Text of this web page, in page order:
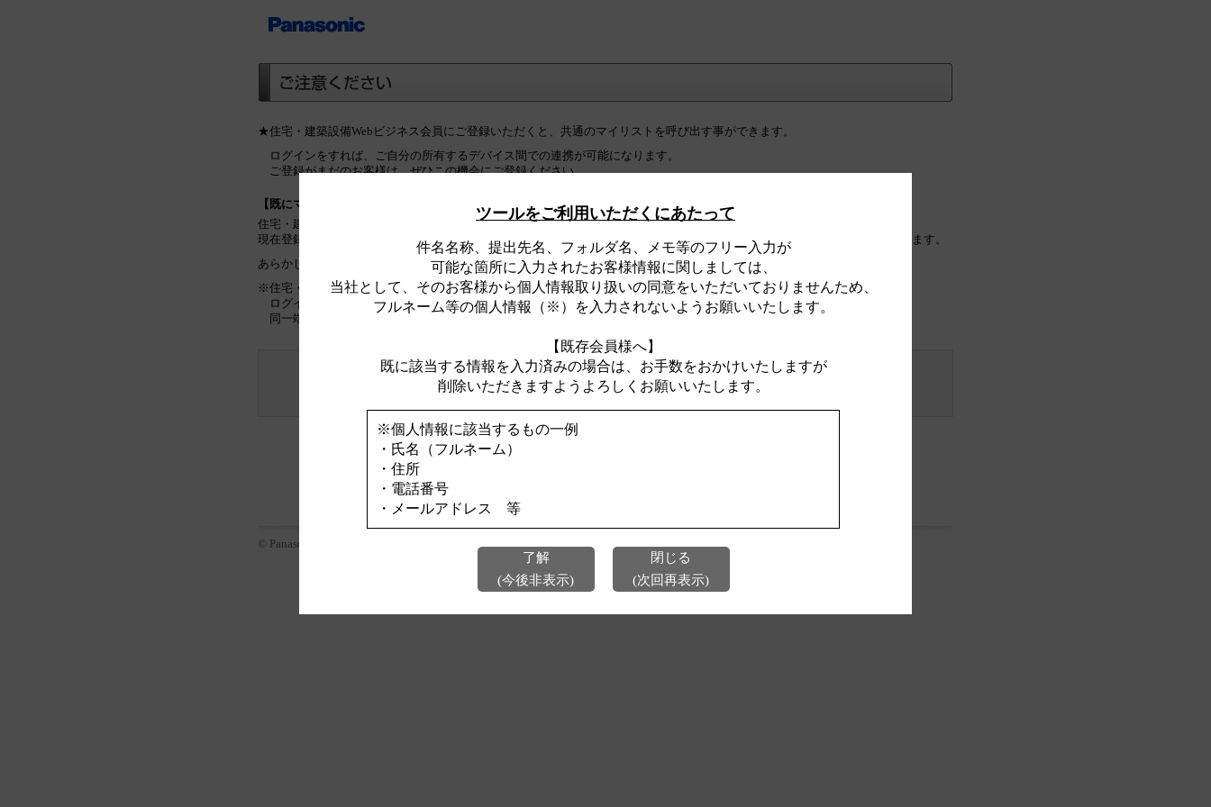
★住宅・建築設備Webビジネス会員にご登録いただくと、共通のマイリストを呼び出す事ができます。
ログインをすれば、ご自分の所有するデバイス間での連携が可能になります。
ご登録がまだのお客様は、ぜひこの機会にご登録ください。
【既にマイリストをご利用の皆様へ】
住宅・建築設備Webビジネス会員への『初回ログイン時』に限り、ログインが完了した時点で、
現在登録しているマイリスト全件が、住宅・建築設備Webビジネス会員用マイリストとして『自動的』に紐付け（移動）されます。
あらかじめご了承ください。
※住宅・建築設備Webビジネス会員用マイリストは、ログイン時のみ、閲覧可能なリストです。
ログインをしていない場合は、
同一端末のみで管理可能な一般用マイリストをサイト上に表示します。
今後、このページを表示しない
© Panasonic Corporation
ツールをご利用いただくにあたって
件名名称、提出先名、フォルダ名、メモ等のフリー入力が
可能な箇所に入力されたお客様情報に関しましては、
当社として、そのお客様から個人情報取り扱いの同意をいただいておりませんため、
フルネーム等の個人情報（※）を入力されないようお願いいたします。
【既存会員様へ】
既に該当する情報を入力済みの場合は、お手数をおかけいたしますが
削除いただきますようよろしくお願いいたします。
※個人情報に該当するもの一例
・氏名（フルネーム）
・住所
・電話番号
・メールアドレス 等
了解
(今後非表示)
閉じる
(次回再表示)